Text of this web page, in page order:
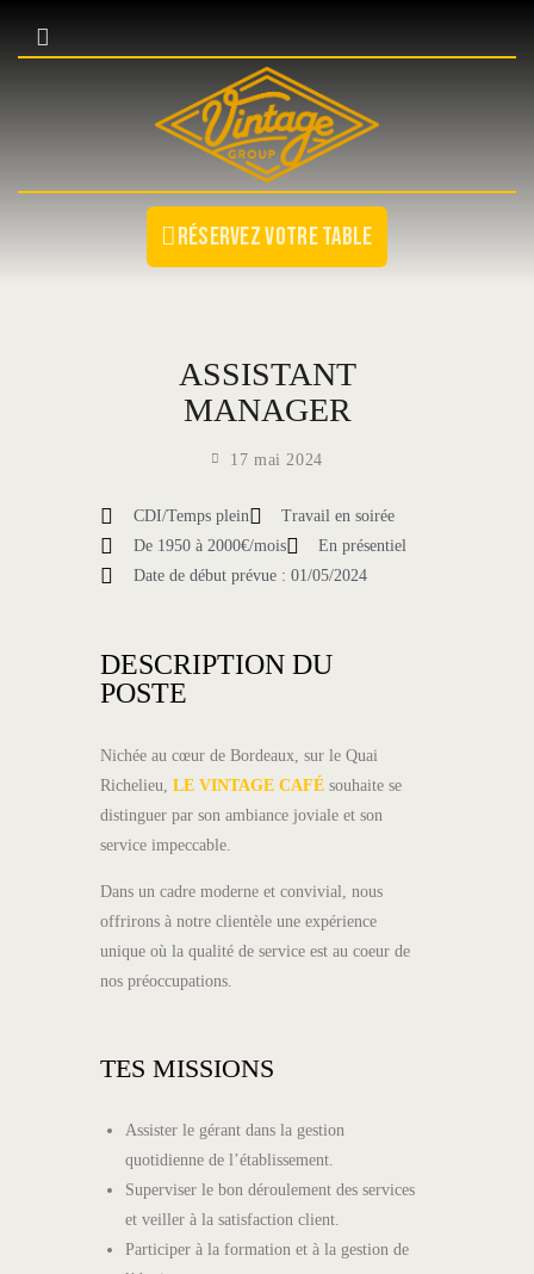
Réservez votre table
NOS ÉTABLISSEMENTS
NOS ÉVÉNEMENTS
CONTACT/JOB
ASSISTANT
MANAGER
17 mai 2024
CDI/Temps plein
Travail en soirée
De 1950 à 2000€/mois
En présentiel
Date de début prévue : 01/05/2024
DESCRIPTION DU
POSTE
Nichée au cœur de Bordeaux, sur le Quai
Richelieu, LE VINTAGE CAFÉ souhaite se
distinguer par son ambiance joviale et son
service impeccable.
Dans un cadre moderne et convivial, nous
offrirons à notre clientèle une expérience
unique où la qualité de service est au coeur de
nos préoccupations.
TES MISSIONS
Assister le gérant dans la gestion
quotidienne de l’établissement.
Superviser le bon déroulement des services
et veiller à la satisfaction client.
Participer à la formation et à la gestion de